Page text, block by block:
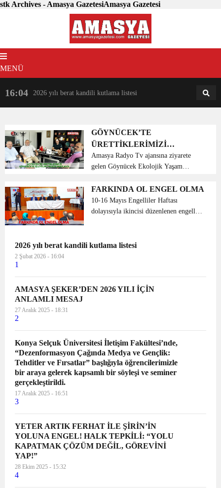
stk Archives - Amasya GazetesiAmasya Gazetesi
MENÜ
16:04 2026 yılı berat kandili kutlama listesi 18:31
GÖYNÜCEK’TE
ÜRETTİKLERİMİZİ
GÖYNÜCEK’TE İŞLEYELİM
PROJESİ ONAYLANDI
Amasya Radyo Tv ajansına ziyarete
gelen Göynücek Ekolojik Yaşam
dernek yönetim kurulundan Musa
Güneş, Ahmet Mayadağlı, Hüzeyin
Saraç İç İşleri Bakanlığı tarafından
FARKINDA OL ENGEL OLMA
10-16 Mayıs Engelliler Haftası
dolayısıyla ikincisi düzenlenen engelli
yöneticiler ve engelli derneklerinin
2026 yılı berat kandili kutlama listesi
2 Şubat 2026 - 16:04
1
AMASYA ŞEKER’DEN 2026 YILI İÇİN
ANLAMLI MESAJ
27 Aralık 2025 - 18:31
2
Konya Selçuk Üniversitesi İletişim Fakültesi’nde,
“Dezenformasyon Çağında Medya ve Gençlik:
Tehditler ve Fırsatlar” başlığıyla öğrencilerimizle
bir araya gelerek kapsamlı bir söyleşi ve seminer
gerçekleştirildi.
17 Aralık 2025 - 16:51
3
YETER ARTIK FERHAT İLE ŞİRİN’İN
YOLUNA ENGEL! HALK TEPKİLİ: “YOLU
KAPATMAK ÇÖZÜM DEĞİL, GÖREVİNİ
YAP!”
28 Ekim 2025 - 15:32
4